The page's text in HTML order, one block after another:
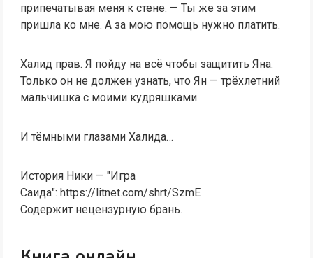
припечатывая меня к стене. — Ты же за этим
пришла ко мне. А за мою помощь нужно платить.
Халид прав. Я пойду на всё чтобы защитить Яна.
Только он не должен узнать, что Ян — трёхлетний
мальчишка с моими кудряшками.
И тёмными глазами Халида…
История Ники — "Игра
Саида": https://litnet.com/shrt/SzmE
Содержит нецензурную брань.